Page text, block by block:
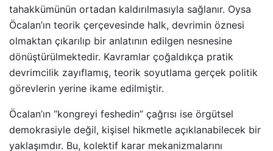
tahakkümünün ortadan kaldırılmasıyla sağlanır. Oysa
Öcalan’ın teorik çerçevesinde halk, devrimin öznesi
olmaktan çıkarılıp bir anlatının edilgen nesnesine
dönüştürülmektedir. Kavramlar çoğaldıkça pratik
devrimcilik zayıflamış, teorik soyutlama gerçek politik
görevlerin yerine ikame edilmiştir.
Öcalan’ın “kongreyi feshedin” çağrısı ise örgütsel
demokrasiyle değil, kişisel hikmetle açıklanabilecek bir
yaklaşımdır. Bu, kolektif karar mekanizmalarını